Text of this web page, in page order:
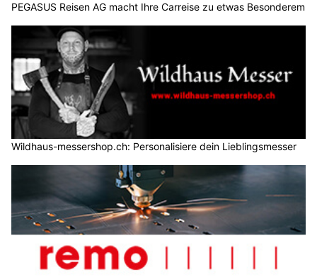
PEGASUS Reisen AG macht Ihre Carreise zu etwas Besonderem
Wildhaus-messershop.ch: Personalisiere dein Lieblingsmesser